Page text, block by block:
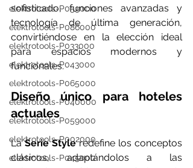
elektrotools-P059000
elektrotools-P086000
elektrotools-P033000
elektrotools-P043000
elektrotools-P065000
elektrotools-P040000
elektrotools-P059000
elektrotools-P002000
elektrotools-P045000
sofisticado, funciones avanzadas y
tecnología de última generación,
convirtiéndose en la elección ideal
para espacios modernos y
funcionales.
Diseño único para hoteles
actuales
La Serie Style redefine los conceptos
clásicos, adaptándolos a las